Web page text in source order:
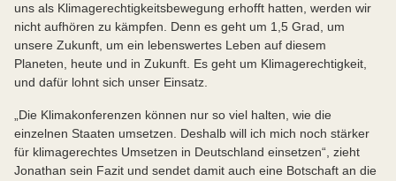
uns als Klimagerechtigkeitsbewegung erhofft hatten, werden wir
nicht aufhören zu kämpfen. Denn es geht um 1,5 Grad, um
unsere Zukunft, um ein lebenswertes Leben auf diesem
Planeten, heute und in Zukunft. Es geht um Klimagerechtigkeit,
und dafür lohnt sich unser Einsatz.
„Die Klimakonferenzen können nur so viel halten, wie die
einzelnen Staaten umsetzen. Deshalb will ich mich noch stärker
für klimagerechtes Umsetzen in Deutschland einsetzen“, zieht
Jonathan sein Fazit und sendet damit auch eine Botschaft an die